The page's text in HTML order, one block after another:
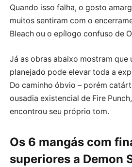
Quando isso falha, o gosto
muitos sentiram com o
Bleach ou o epílogo confuso de
Já as obras abaixo mostram que
planejado pode elevar toda a
Do caminho óbvio – porém
ousadia existencial de Fire
encontrou seu próprio tom.
Os 6 mangás com
superiores a Demon